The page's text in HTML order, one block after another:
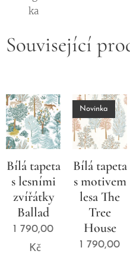
ka
Související
Bílá tapeta
s lesními
zvířátky
Ballad
1 790,00
Kč
Bílá tapeta
s motivem
lesa The
Tree
House
Novinka
1 790,00